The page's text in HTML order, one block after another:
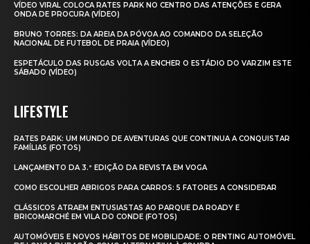
VÍDEO VIRAL COLOCA RATES PARK NO CENTRO DAS ATENÇÕES E GERA
ONDA DE PROCURA (VÍDEO)
BRUNO TORRES: DA AREIA DA PÓVOA AO COMANDO DA SELEÇÃO
NACIONAL DE FUTEBOL DE PRAIA (VÍDEO)
ESPETÁCULO DAS RUSGAS VOLTA A ENCHER O ESTÁDIO DO VARZIM ESTE
SÁBADO (VÍDEO)
LIFESTYLE
RATES PARK: UM MUNDO DE AVENTURAS QUE CONTINUA A CONQUISTAR
FAMÍLIAS (FOTOS)
LANÇAMENTO DA 3.ª EDIÇÃO DA REVISTA EM VOGA
COMO ESCOLHER ABRIGOS PARA CARROS: 5 FATORES A CONSIDERAR
CLÁSSICOS ATRAEM ENTUSIASTAS AO PARQUE DA ROADY E
BRICOMARCHÉ EM VILA DO CONDE (FOTOS)
AUTOMÓVEIS E NOVOS HÁBITOS DE MOBILIDADE: O RENTING AUTOMÓVEL